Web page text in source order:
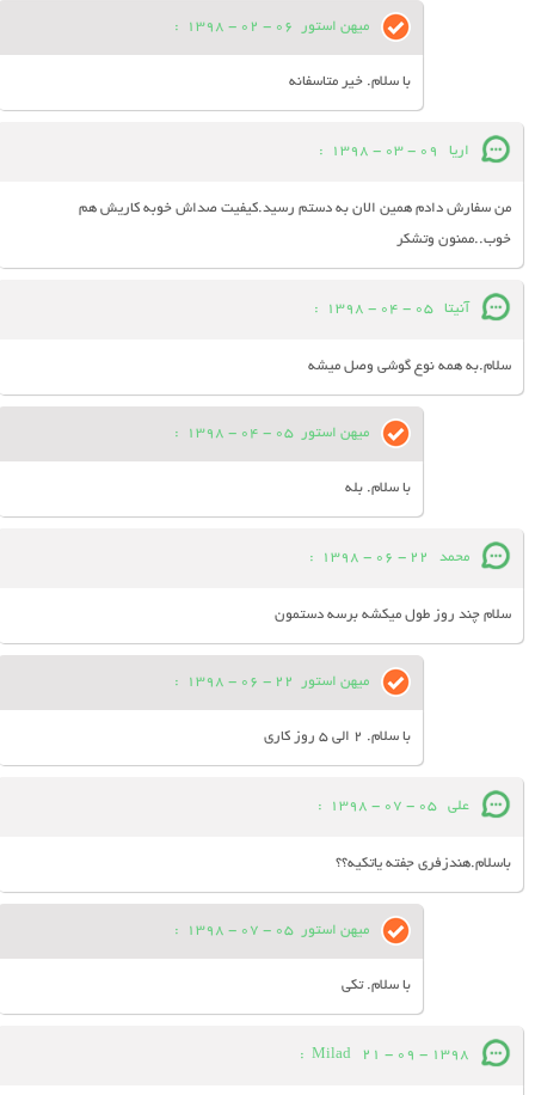
میهن استور 06 - 02 - 1398
:
با سلام. خیر متاسفانه
اریا 09 - 03 - 1398
:
من سفارش دادم همین الان به دستم رسید.کیفیت صداش خوبه کاریش هم
خوب..ممنون وتشکر
آنیتا 05 - 04 - 1398
:
سلام.به همه نوع گوشی وصل میشه
میهن استور 05 - 04 - 1398
:
با سلام. بله
محمد 22 - 06 - 1398
:
سلام چند روز طول میکشه برسه دستمون
میهن استور 22 - 06 - 1398
:
با سلام. 2 الی 5 روز کاری
علی 05 - 07 - 1398
:
باسلام.هندزفری جفته یاتکیه؟؟
میهن استور 05 - 07 - 1398
:
با سلام. تکی
Milad 21 - 09 - 1398
: